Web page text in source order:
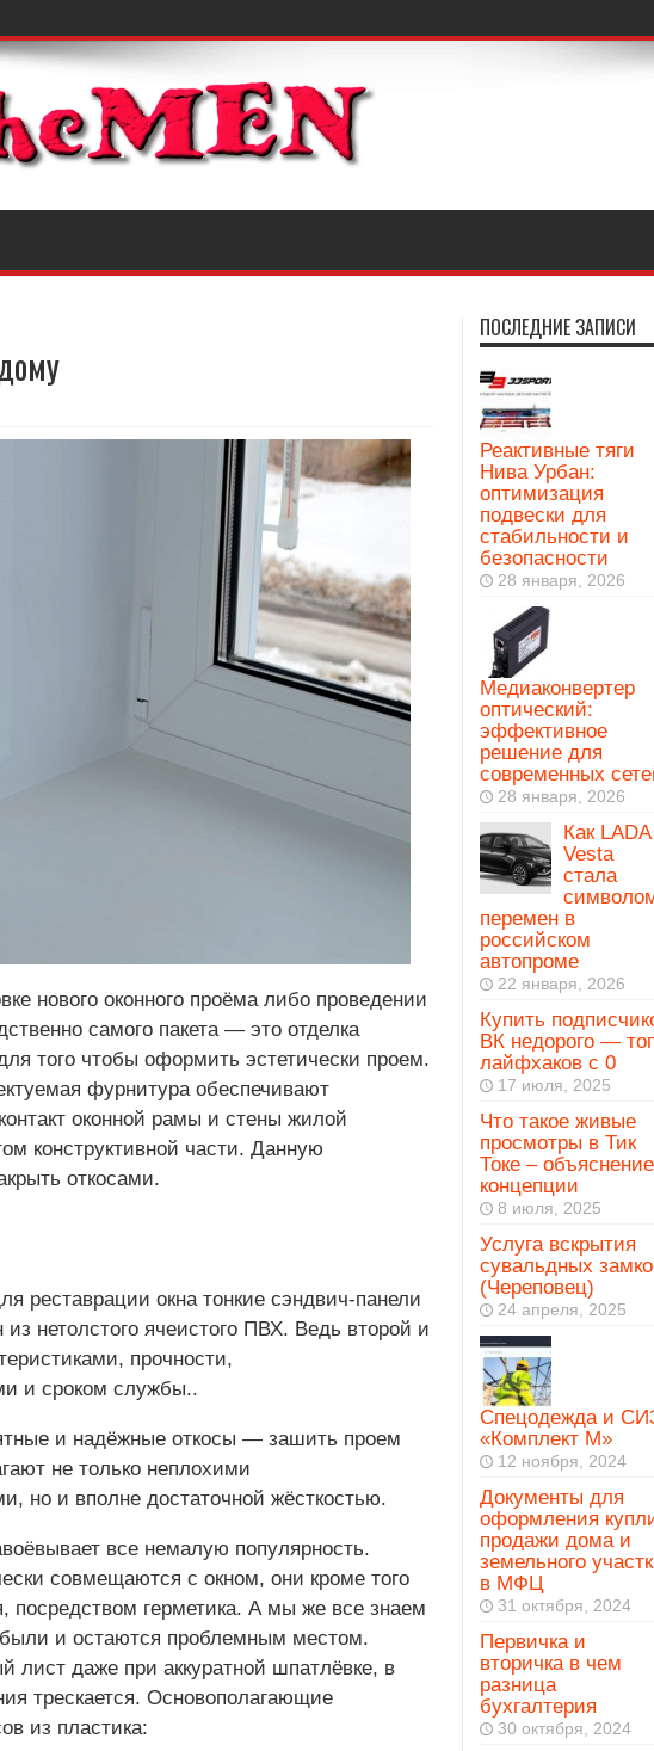
нового оконного проёма либо проведении
самого пакета — это отделка
того чтобы оформить эстетически проем.
фурнитура обеспечивают
оконной рамы и стены жилой
конструктивной части. Данную
откосами.
реставрации окна тонкие сэндвич-панели
нетолстого ячеистого ПВХ. Ведь второй и
прочности,
и сроком службы..
и надёжные откосы — зашить проем
не только неплохими
но и вполне достаточной жёсткостью.
все немалую популярность.
совмещаются с окном, они кроме того
посредством герметика. А мы же все знаем
и остаются проблемным местом.
лист даже при аккуратной шпатлёвке, в
трескается. Основополагающие
из пластика:
ПОСЛЕДНИЕ ЗАПИСИ
Реактивные тяги
Нива Урбан:
оптимизация
подвески для
стабильности и
безопасности
28 января, 2026
Медиаконвертер
оптический:
эффективное
решение для
современных
28 января, 2026
Как LADA
Vesta
стала
перемен в
российском
автопроме
22 января, 2026
Купить
ВК недорого —
лайфхаков с 0
17 июля, 2025
Что такое живые
просмотры в Тик
Токе – объяснение
концепции
8 июля, 2025
Услуга вскрытия
сувальдных
(Череповец)
24 апреля, 2025
Спецодежда и
«Комплект М»
12 ноября, 2024
Документы для
оформления
продажи дома и
земельного
в МФЦ
31 октября, 2024
Первичка и
вторичка в чем
разница
бухгалтерия
30 октября, 2024